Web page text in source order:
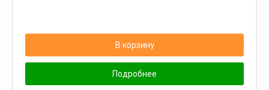
В корзину
Подробнее